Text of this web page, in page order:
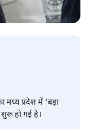
मध्य प्रदेश में ‘बड़ा
हो गई है।